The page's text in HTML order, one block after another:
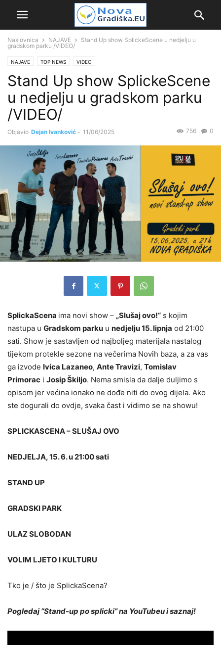
Naslovnica NAJAVE
Stand Up show SplickeScene u nedjelju u
gradskom parku /VIDEO/
NAJAVE TOP NEWS VIDEO
Stand Up show SplickeScene
u nedjelju u gradskom parku
/VIDEO/
Objavio Dejan Ivanković - 11/06/2025 0
756
SplickaScena ima novi show – „Slušaj ovo!“ s kojim
nastupa u Gradskom parku u nedjelju 15. lipnja od 21:00
sati. Show je sastavljen od najboljeg materijala nastalog
tijekom protekle sezone na večerima Novih baza, a za vas
ga izvode Ivica Lazaneo, Ante Travizi, Tomislav
Primorac i Josip Škiljo. Nema smisla da dalje duljimo s
opisom jer većina ionako ne dođe niti do ovog dijela. Ako
ste dogurali do ovdje, svaka čast i vidimo se na showu!
SPLICKASCENA – SLUŠAJ OVO
NEDJELJA, 15. 6. u 21:00 sati
STAND UP
GRADSKI PARK
ULAZ SLOBODAN
VOLIM LJETO I KULTURU
Tko je / što je SplickaScena?
Pogledaj “Stand-up po splicki” na YouTubeu i saznaj!